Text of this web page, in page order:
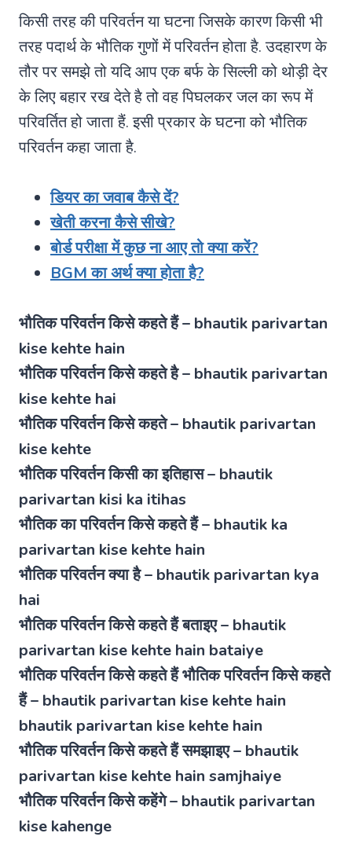
किसी तरह की परिवर्तन या घटना जिसके कारण किसी भी
तरह पदार्थ के भौतिक गुणों में परिवर्तन होता है. उदहारण के
तौर पर समझे तो यदि आप एक बर्फ के सिल्ली को थोड़ी देर
के लिए बहार रख देते है तो वह पिघलकर जल का रूप में
परिवर्तित हो जाता हैं. इसी प्रकार के घटना को भौतिक
परिवर्तन कहा जाता है.
डियर का जवाब कैसे दें?
खेती करना कैसे सीखे?
बोर्ड परीक्षा में कुछ ना आए तो क्या करें?
BGM का अर्थ क्या होता है?
भौतिक परिवर्तन किसे कहते हैं – bhautik parivartan
kise kehte hain
भौतिक परिवर्तन किसे कहते है – bhautik parivartan
kise kehte hai
भौतिक परिवर्तन किसे कहते – bhautik parivartan
kise kehte
भौतिक परिवर्तन किसी का इतिहास – bhautik
parivartan kisi ka itihas
भौतिक का परिवर्तन किसे कहते हैं – bhautik ka
parivartan kise kehte hain
भौतिक परिवर्तन क्या है – bhautik parivartan kya
hai
भौतिक परिवर्तन किसे कहते हैं बताइए – bhautik
parivartan kise kehte hain bataiye
भौतिक परिवर्तन किसे कहते हैं भौतिक परिवर्तन किसे कहते
हैं – bhautik parivartan kise kehte hain
bhautik parivartan kise kehte hain
भौतिक परिवर्तन किसे कहते हैं समझाइए – bhautik
parivartan kise kehte hain samjhaiye
भौतिक परिवर्तन किसे कहेंगे – bhautik parivartan
kise kahenge